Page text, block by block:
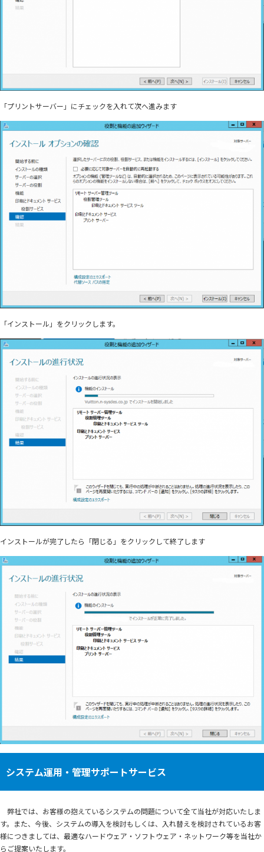
「プリントサーバー」にチェックを入れて次へ進みます
「インストール」をクリックします。
インストールが完了したら「閉じる」をクリックして終了します
システム運用・管理サポートサービス
弊社では、お客様の抱えているシステムの問題について全て当社が対応いたしま
す。また、今後、システムの導入を検討もしくは、入れ替えを検討されているお客
様につきましては、最適なハードウェア・ソフトウェア・ネットワーク等を当社か
らご提案いたします。